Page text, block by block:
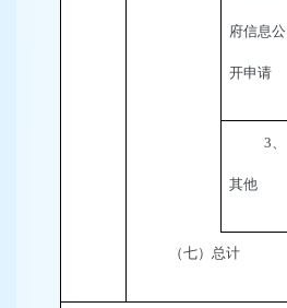
府信息公
开申请
3、
其他
（七）总计